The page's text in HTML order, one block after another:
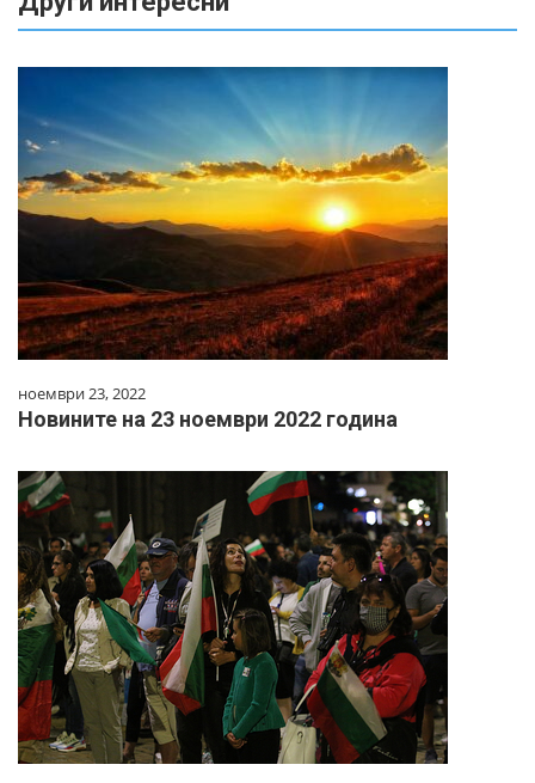
ноември 23, 2022
Новините на 23 ноември 2022 година